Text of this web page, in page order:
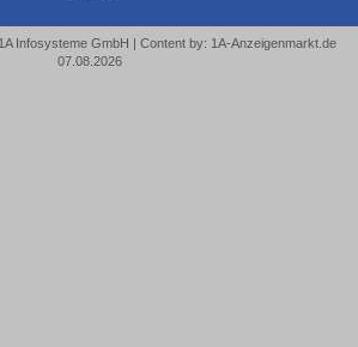
Infosysteme GmbH | Content by: 1A-Anzeigenmarkt.de
07.08.2026